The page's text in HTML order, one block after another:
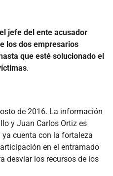
el jefe del ente acusador
los dos empresarios
que esté solucionado el
.
de 2016. La información
y Juan Carlos Ortiz es
cuenta con la fortaleza
en el entramado
desviar los recursos de los